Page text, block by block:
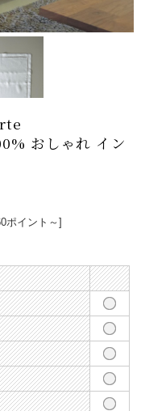
おしゃれ イン
ポイント～]